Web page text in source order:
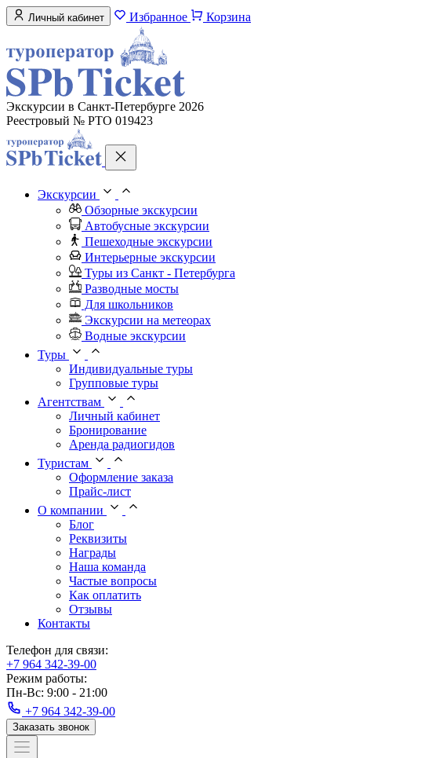
Личный кабинет Избранное Корзина
Экскурсии в Санкт-Петербурге 2026
Реестровый № РТО 019423
Экскурсии
Обзорные экскурсии
Автобусные экскурсии
Пешеходные экскурсии
Интерьерные экскурсии
Туры из Санкт - Петербурга
Разводные мосты
Для школьников
Экскурсии на метеорах
Водные экскурсии
Туры
Индивидуальные туры
Групповые туры
Агентствам
Личный кабинет
Бронирование
Аренда радиогидов
Туристам
Оформление заказа
Прайс-лист
О компании
Блог
Реквизиты
Награды
Наша команда
Частые вопросы
Как оплатить
Отзывы
Контакты
Телефон для связи:
+7 964 342-39-00
Режим работы:
Пн-Вс: 9:00 - 21:00
+7 964 342-39-00
Заказать звонок